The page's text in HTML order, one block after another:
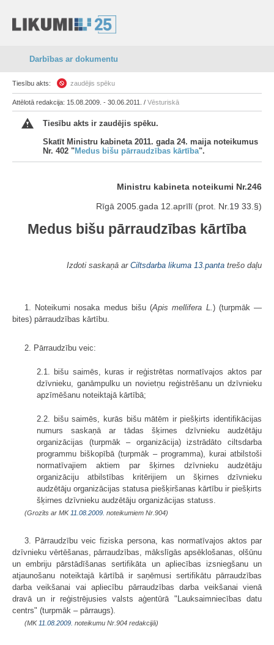
Darbības ar dokumentu
Tiesību akts: zaudējis spēku
Attēlotā redakcija: 15.08.2009. - 30.06.2011. / Vēsturiskā
Tiesību akts ir zaudējis spēku.
Skatīt Ministru kabineta 2011. gada 24. maija noteikumus
Nr. 402 "Medus bišu pārraudzības kārtība".
Ministru kabineta noteikumi Nr.246
Rīgā 2005.gada 12.aprīlī (prot. Nr.19 33.§)
Medus bišu pārraudzības kārtība
Izdoti saskaņā ar Ciltsdarba likuma 13.panta trešo daļu
1. Noteikumi nosaka medus bišu (Apis mellifera L. ) (turpmāk —
bites) pārraudzības kārtību.
2. Pārraudzību veic:
2.1. bišu saimēs, kuras ir reģistrētas normatīvajos aktos par
dzīvnieku, ganāmpulku un novietņu reģistrēšanu un dzīvnieku
apzīmēšanu noteiktajā kārtībā;
2.2. bišu saimēs, kurās bišu mātēm ir piešķirts identifikācijas
numurs saskaņā ar tādas šķirnes dzīvnieku audzētāju
organizācijas (turpmāk – organizācija) izstrādāto ciltsdarba
programmu biškopībā (turpmāk – programma), kurai atbilstoši
normatīvajiem aktiem par šķirnes dzīvnieku audzētāju
organizāciju atbilstības kritērijiem un šķirnes dzīvnieku
audzētāju organizācijas statusa piešķiršanas kārtību ir piešķirts
šķirnes dzīvnieku audzētāju organizācijas statuss.
(Grozīts ar MK 11.08.2009. noteikumiem Nr.904)
3. Pārraudzību veic fiziska persona, kas normatīvajos aktos par
dzīvnieku vērtēšanas, pārraudzības, mākslīgās apsēklošanas, olšūnu
un embriju pārstādīšanas sertifikāta un apliecības izsniegšanu un
atjaunošanu noteiktajā kārtībā ir saņēmusi sertifikātu pārraudzības
darba veikšanai vai apliecību pārraudzības darba veikšanai vienā
dravā un ir reģistrējusies valsts aģentūrā "Lauksaimniecības datu
centrs" (turpmāk – pārraugs).
(MK 11.08.2009. noteikumu Nr.904 redakcijā)